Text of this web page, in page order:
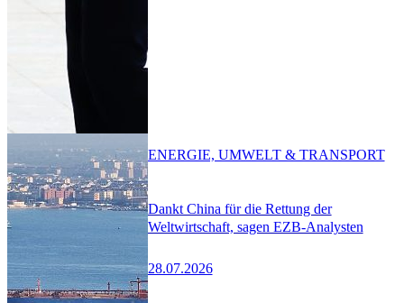
Dankt China für die Rettung der
Weltwirtschaft, sagen EZB-Analysten
28.07.2026
ENERGIE, UMWELT & TRANSPORT